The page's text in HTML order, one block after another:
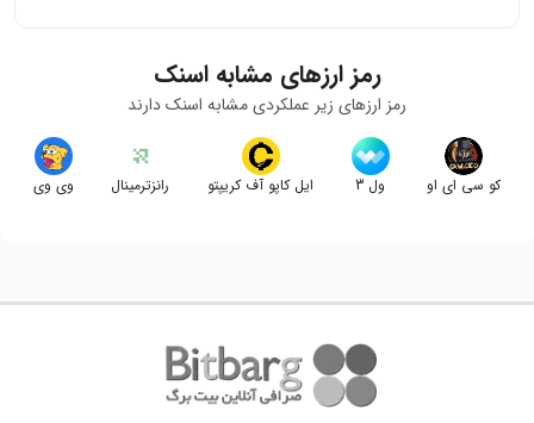
رمز ارزهای مشابهاسنک
رمز ارزهای زیر عملکردی مشابه اسنکدارند
کو سی ای او ول 3 ایل کاپو آف کریپتو رانزترمینال وی وی